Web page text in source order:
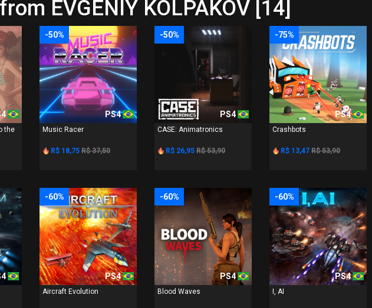
EVGENIY KOLPAKOV [14]
the
-50%
PS4
Music Racer
R$ 18,75 R$ 37,50
-50%
PS4
CASE: Animatronics
R$ 26,95 R$ 53,90
-75%
PS4
Crashbots
R$ 13,47 R$ 53,90
-60%
PS4
Aircraft Evolution
-60%
PS4
Blood Waves
-60%
PS4
I, AI